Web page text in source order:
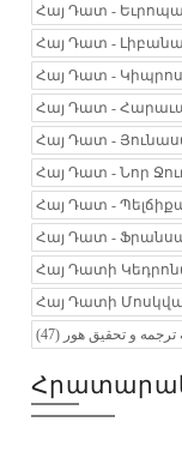
Հայ Դատ - Եւրոպա
Հայ Դատ -
Հայ Դատ - Կիպրոս
Հայ Դատ -
Հայ Դատ -
Հայ Դատ - Նոր
Հայ Դատ -
Հայ Դատ -
Հայ Դատի
Հայ Դատի
و تحقیق هور (47)